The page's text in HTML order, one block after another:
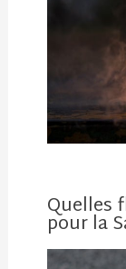
Quelles
pour la